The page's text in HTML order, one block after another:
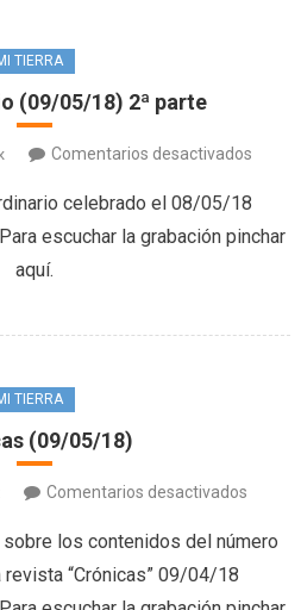
TIERRA
(09/05/18) 2ª parte
Comentarios desactivados
(09/
celebrado el 08/05/18
escuchar la grabación pinchar
aquí.
TIERRA
(09/05/18)
Comentarios desactivados
(09/
los contenidos del número
“Crónicas” 09/04/18